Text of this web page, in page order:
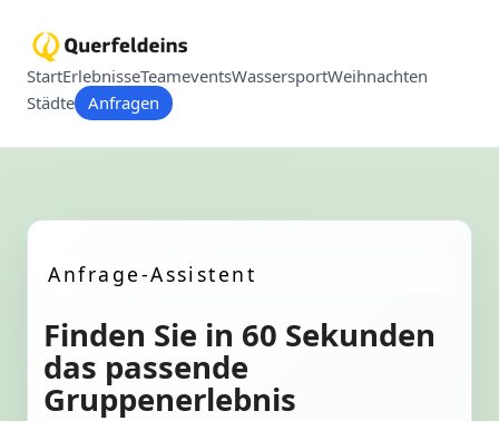
StartErlebnisseTeameventsWassersportWeihnachten
Städte Anfragen
Anfrage-Assistent
Finden Sie in 60 Sekunden
das passende
Gruppenerlebnis